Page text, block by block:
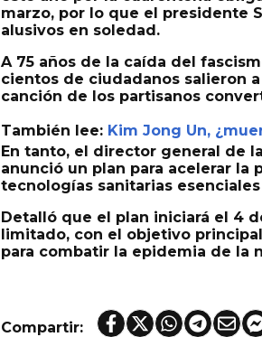
marzo, por lo que el presidente
alusivos en soledad.
A 75 años de la caída del
cientos de ciudadanos salieron
canción de los partisanos
También lee: Kim Jong Un,
En tanto, el director general de
anunció un plan para acelerar la
tecnologías sanitarias
Detalló que el plan iniciará el 4
limitado, con el objetivo
para combatir la epidemia de la
Compartir: